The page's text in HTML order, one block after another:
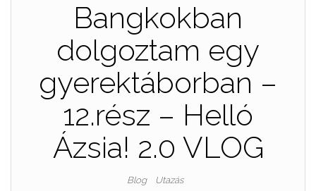
Bangkokban
dolgoztam egy
gyerektáborban –
12.rész – Helló
Ázsia! 2.0 VLOG
Blog Utazás